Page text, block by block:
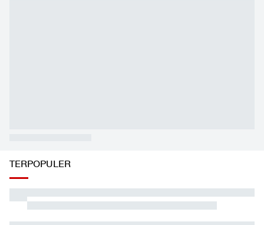
TERPOPULER